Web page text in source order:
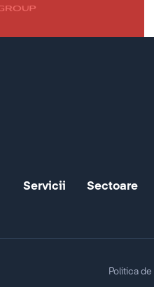
Servicii Sectoare
Politica